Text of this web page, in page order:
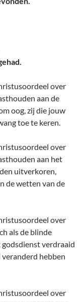
over
aan de
oog, zij die jouw
toe te keren.
over
aan het
uitverkoren,
de wetten van de
over
als de blinde
verdraaid
hebben
over